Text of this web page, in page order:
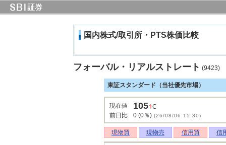
国内株式/取引所・PTS株価比較
フォーバル・リアルストレート (9423)
東証スタンダード（当社優先市場）
現在値 105↑C
前日比
0 (0％) (26/08/06 15:30)
現物買 現物売 信用買 信